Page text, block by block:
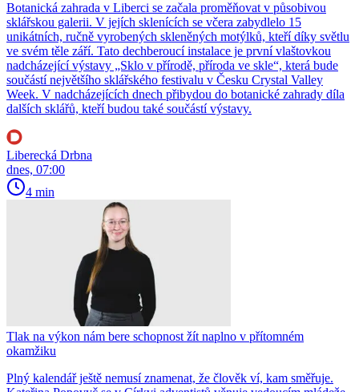
Botanická zahrada v Liberci se začala proměňovat v působivou
sklářskou galerii. V jejích sklenících se včera zabydlelo 15
unikátních, ručně vyrobených skleněných motýlků, kteří díky světlu
ve svém těle září. Tato dechberoucí instalace je první vlaštovkou
nadcházející výstavy „Sklo v přírodě, příroda ve skle“, která bude
součástí největšího sklářského festivalu v Česku Crystal Valley
Week. V nadcházejících dnech přibydou do botanické zahrady díla
dalších sklářů, kteří budou také součástí výstavy.
Liberecká Drbna
dnes, 07:00
4 min
Tlak na výkon nám bere schopnost žít naplno v přítomném
okamžiku
Plný kalendář ještě nemusí znamenat, že člověk ví, kam směřuje.